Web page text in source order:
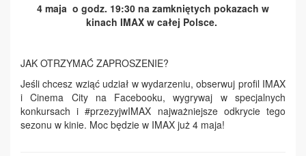
4 maja o godz. 19:30 na zamkniętych pokazach w
kinach IMAX w całej Polsce.
JAK OTRZYMAĆ ZAPROSZENIE?
Jeśli chcesz wziąć udział w wydarzeniu, obserwuj profil IMAX
i Cinema City na Facebooku, wygrywaj w specjalnych
konkursach i #przezyjwIMAX najważniejsze odkrycie tego
sezonu w kinie. Moc będzie w IMAX już 4 maja!